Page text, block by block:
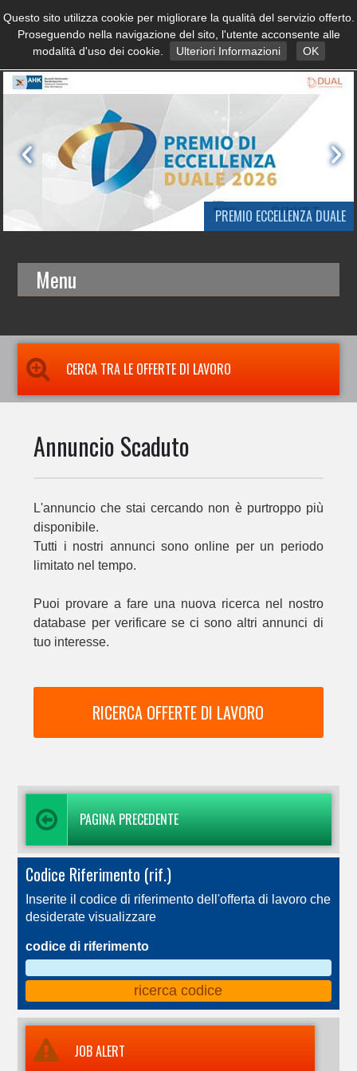
PREMIO ECCELLENZA DUALE
Menu
CERCA TRA LE OFFERTE DI LAVORO
Annuncio Scaduto
L'annuncio che stai cercando non è purtroppo più
disponibile.
Tutti i nostri annunci sono online per un periodo
limitato nel tempo.
Puoi provare a fare una nuova ricerca nel nostro
database per verificare se ci sono altri annunci di
tuo interesse.
RICERCA OFFERTE DI LAVORO
PAGINA PRECEDENTE
Codice Riferimento (rif.)
Inserite il codice di riferimento dell'offerta di lavoro che
desiderate visualizzare
codice di riferimento
JOB ALERT
Questo sito utilizza cookie per migliorare la qualità del servizio offerto.
Proseguendo nella navigazione del sito, l'utente acconsente alle
modalità d'uso dei cookie.
Ulteriori Informazioni OK